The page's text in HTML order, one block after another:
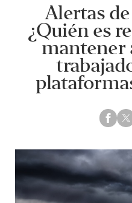
Alertas
¿Quién es
mantener